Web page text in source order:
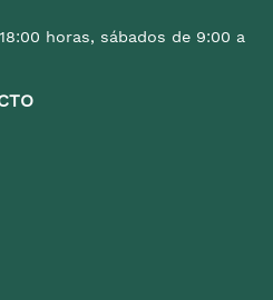
horas, sábados de 9:00 a